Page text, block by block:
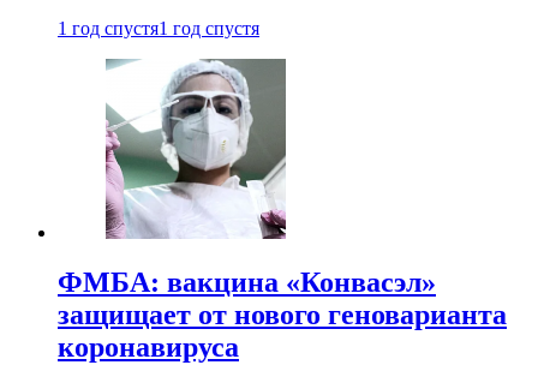
1 год спустя1 год спустя
ФМБА: вакцина «Конвасэл»
защищает от нового геноварианта
коронавируса